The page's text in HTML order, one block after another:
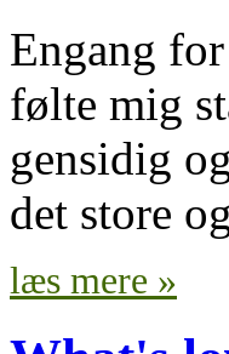
Engang
følte mig
gensidig
det store
læs mere »